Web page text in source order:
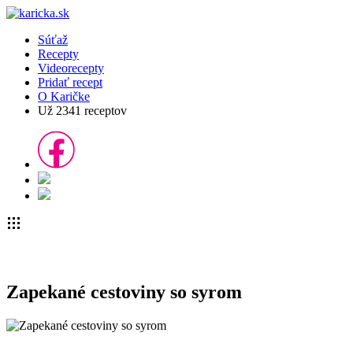
Súťaž
Recepty
Videorecepty
Pridať recept
O Karičke
Už 2341 receptov
Zapekané cestoviny so syrom